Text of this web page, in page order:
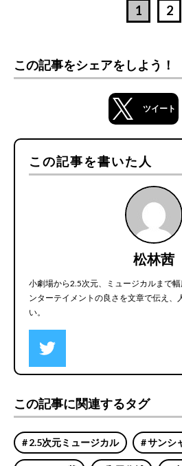
1 2
この記事をシェアをしよう！
ツイート
この記事を書いた人
松林茜
小劇場から2.5次元、ミュージカルまで
ンターテイメントの良さを文章で伝え、
い。
この記事に関連するタグ
2.5次元ミュージカル サンシ